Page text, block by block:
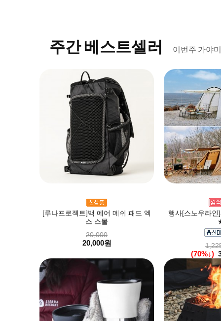
주간 베스트셀러 이번주 가야
[루나프로젝트]백 에어 메쉬 패드 엑
스 스몰
20,000
20,000원
행사[스노우라
(70%↓)